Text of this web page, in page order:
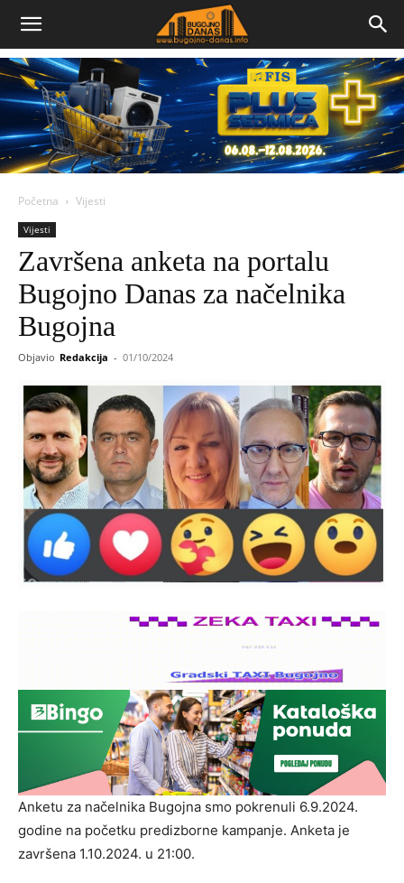
Bugojno
Danas
Početna Vijesti
Vijesti
Završena anketa na portalu
Bugojno Danas za načelnika
Bugojna
Objavio Redakcija - 01/10/2024
Anketu za načelnika Bugojna smo pokrenuli 6.9.2024.
godine na početku predizborne kampanje. Anketa je
završena 1.10.2024. u 21:00.